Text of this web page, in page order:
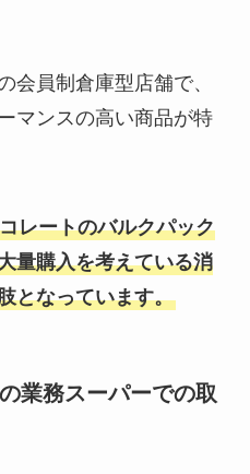
会員制倉庫型店舗で、
マンスの高い商品が特
レートのバルクパック
量購入を考えている消
となっています。
業務スーパーでの取